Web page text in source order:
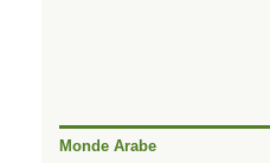
Monde Arabe